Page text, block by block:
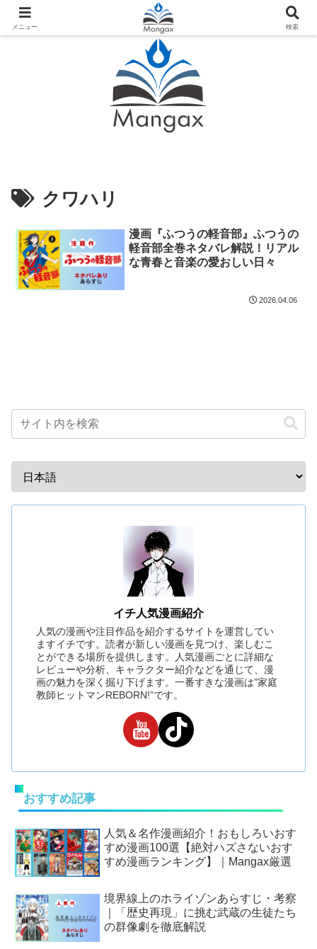
人気おすすめ漫画紹介ならMangax（マンガックス）
クワハリ
漫画『ふつうの軽音部』ふつうの
軽音部全巻ネタバレ解説！リアル
な青春と音楽の愛おしい日々
2026.04.06
イチ人気漫画紹介
人気の漫画や注目作品を紹介するサイトを運営してい
ますイチです。読者が新しい漫画を見つけ、楽しむこ
とができる場所を提供します。人気漫画ごとに詳細な
レビューや分析、キャラクター紹介などを通じて、漫
画の魅力を深く掘り下げます。一番すきな漫画は”家庭
教師ヒットマンREBORN!”です。
おすすめ記事
人気＆名作漫画紹介！おもしろいおす
すめ漫画100選【絶対ハズさないおす
すめ漫画ランキング】｜Mangax厳選
境界線上のホライゾンあらすじ・考察
｜「歴史再現」に挑む武蔵の生徒たち
の群像劇を徹底解説
メニュー 検索